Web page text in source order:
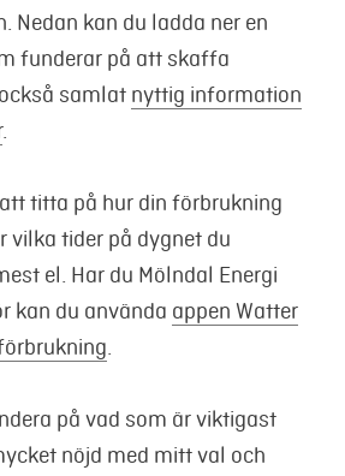
Nedan kan du ladda ner en
funderar på att skaffa
samlat nyttig information
.
titta på hur din förbrukning
vilka tider på dygnet du
el. Har du Mölndal Energi
kan du använda appen Watter
.
på vad som är viktigast
nöjd med mitt val och